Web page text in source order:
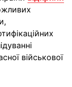
військової